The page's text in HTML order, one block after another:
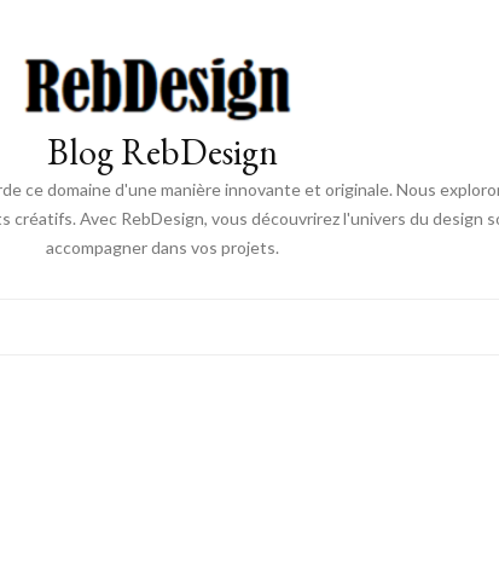
Blog RebDesign
ce domaine d'une manière innovante et originale. Nous
Avec RebDesign, vous découvrirez l'univers du design
accompagner dans vos projets.